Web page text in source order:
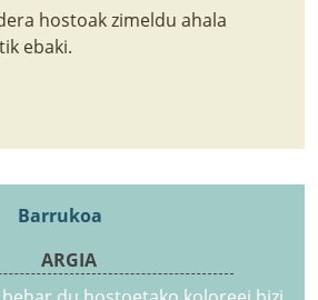
hostoak zimeldu ahala
ebaki.
Barrukoa
ARGIA